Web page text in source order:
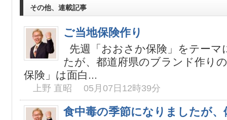
その他、連載記事
ご当地保険作り
先週「おおさか保険」をテー
たが、都道府県のブランド作り
保険」は面白...
上野 直昭 05月07日12時39分
食中毒の季節になりましたが